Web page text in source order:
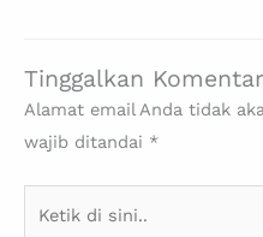
Tinggalkan Komentar
Alamat email Anda tidak
wajib ditandai *